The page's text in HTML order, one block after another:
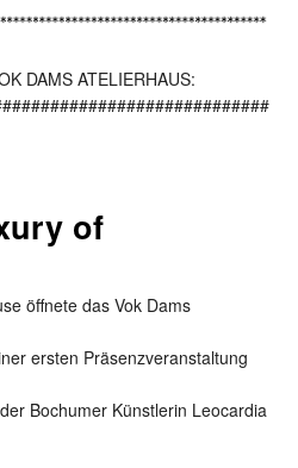
DAMS ATELIERHAUS:
of
öffnete das Vok Dams
ersten Präsenzveranstaltung
Bochumer Künstlerin Leocardia